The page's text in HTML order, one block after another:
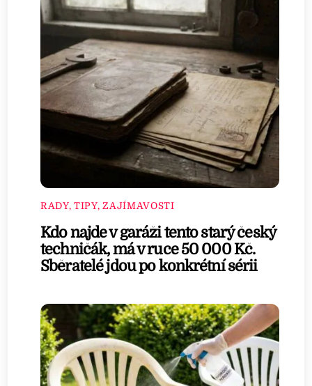
RADY, TIPY, ZAJÍMAVOSTI
Kdo najde v garáži tento starý český
techničák, má v ruce 50 000 Kč.
Sběratelé jdou po konkrétní sérii